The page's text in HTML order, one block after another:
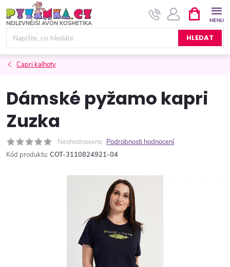
na
obsah
HLEDAT
NÁKUPNÍ
KOŠÍK
Capri kalhoty
Dámské pyžamo kapri
Zuzka
Neohodnoceno Podrobnosti hodnocení
Kód produktu: COT-3110824921-04